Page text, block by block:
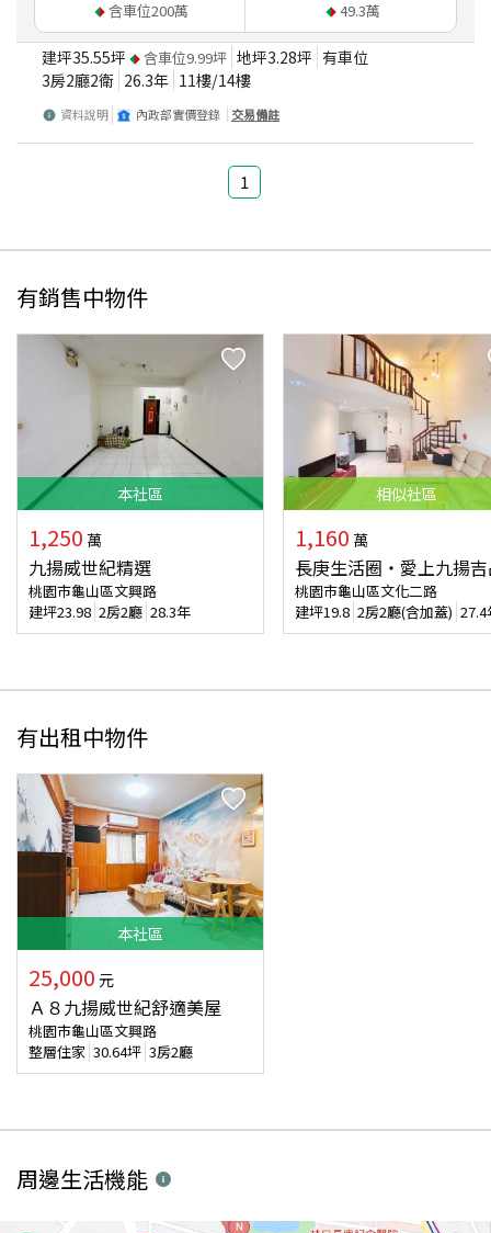
含車位200萬 49.3萬
建坪35.55坪 含車位9.99坪 地坪3.28坪 有車位
3房2廳2衛 26.3年 11樓/14樓
資料說明 內政部實價登錄 交易備註
1
有銷售中物件
本社區
1,250 萬
九揚威世紀精選
桃園市龜山區文興路
建坪23.98 2房2廳 28.3年
相似社區
1,160 萬
長庚生活圈‧愛上九揚
桃園市龜山區文化二路
建坪19.8 2房2廳(含加蓋) 27.4
有出租中物件
本社區
25,000 元
Ａ８九揚威世紀舒適美屋
桃園市龜山區文興路
整層住家 30.64坪 3房2廳
周邊生活機能